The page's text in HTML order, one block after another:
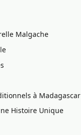
Malgache
à Madagascar
Histoire Unique